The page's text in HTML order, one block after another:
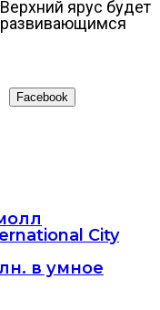
ярус будет
Facebook
City
в умное